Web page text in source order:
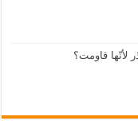
لأنّها قاومت؟